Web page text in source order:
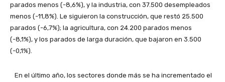
parados menos (-8,6%), y la industria, con 37.500 desempleados
menos (-11,8%). Le siguieron la construcción, que restó 25.500
parados (-6,7%); la agricultura, con 24.200 parados menos
(-8,1%), y los parados de larga duración, que bajaron en 3.500
(-0,1%).
En el último año, los sectores donde más se ha incrementado el